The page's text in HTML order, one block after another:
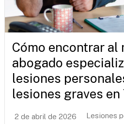
Cómo encontrar al
abogado
lesiones
lesiones graves en
2 de abril de 2026 Lesiones